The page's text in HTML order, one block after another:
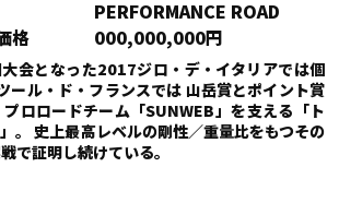
PERFORMANCE ROAD
格
000,000,000円
会となった2017ジロ・デ・イタリアでは個
ール・ド・フランスでは 山岳賞とポイント賞
ロロードチーム「SUNWEB」を支える「ト
。 史上最高レベルの剛性／重量比をもつその
で証明し続けている。